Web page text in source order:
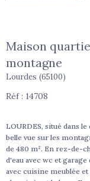
Maison
montagne
Lourdes (65100)
Réf : 14708
LOURDES, situé dans
belle vue sur les
de 480 m². En rez-de-
d'eau avec wc et garage
avec cuisine meublée